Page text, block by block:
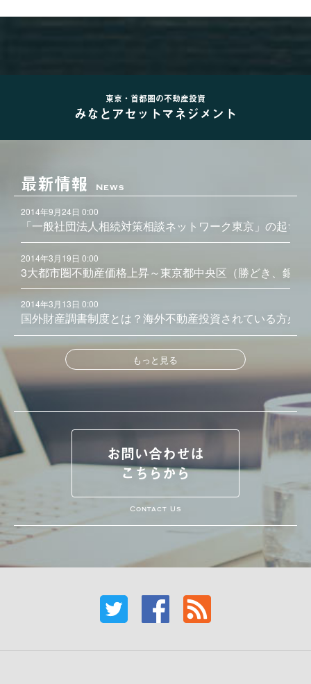
東京・首都圏の不動産投資
みなとアセットマネジメント
最新情報 News
2014年9月24日 0:00
「一般社団法人相続対策相談ネットワーク東京」の起ち
2014年3月19日 0:00
3大都市圏不動産価格上昇～東京都中央区（勝どき、銀座
2014年3月13日 0:00
国外財産調書制度とは？海外不動産投資されている方必見
もっと見る
お問い合わせは
こちらから
Contact Us